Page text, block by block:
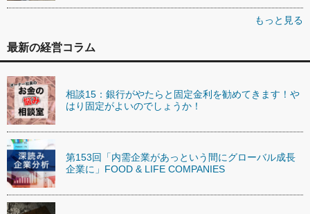
もっと見る
最新の経営コラム
相談15：銀行がやたらと固定金利を勧めてきます！や
はり固定がよいのでしょうか！
第153回「内需企業があっという間にグローバル成長
企業に」FOOD & LIFE COMPANIES